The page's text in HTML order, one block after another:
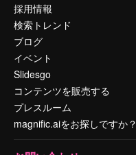
採用情報
検索トレンド
ブログ
イベント
Slidesgo
コンテンツを販売する
プレスルーム
magnific.aiをお探しですか？